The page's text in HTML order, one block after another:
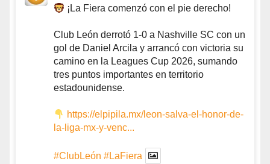
¡La Fiera comenzó con el pie derecho!
Club León derrotó 1-0 a Nashville SC con un
gol de Daniel Arcila y arrancó con victoria su
camino en la Leagues Cup 2026, sumando
tres puntos importantes en territorio
estadounidense.
https://elpipila.mx/leon-salva-el-honor-de-
la-liga-mx-y-venc...
#ClubLeón #LaFiera